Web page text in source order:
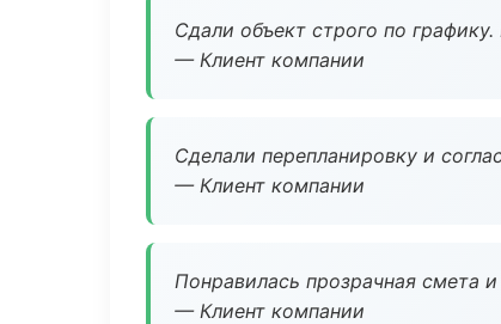
Сдали объект строго по
— Клиент компании
Сделали перепланировку и
— Клиент компании
Понравилась прозрачная смета
— Клиент компании